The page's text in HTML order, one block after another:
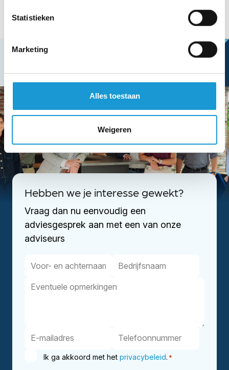
Statistieken
Marketing
Alles toestaan
Weigeren
Hebben we je interesse gewekt?
Vraag dan nu eenvoudig een
adviesgesprek aan met een van onze
adviseurs
Ik ga akkoord met het privacybeleid. *